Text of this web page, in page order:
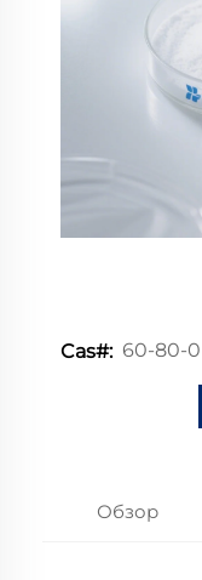
Cas#: 60-80-0
Обзор